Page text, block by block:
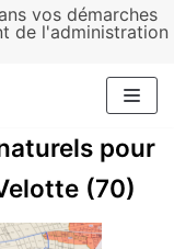
vos démarches
de l'administration
pour
(70)